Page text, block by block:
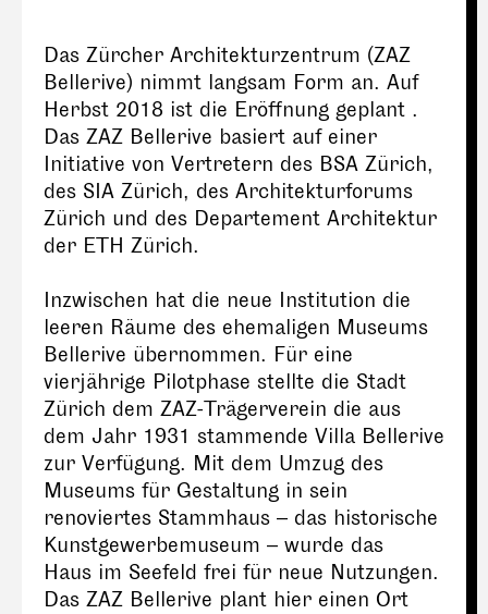
Das Zürcher Architekturzentrum (ZAZ
Bellerive) nimmt langsam Form an. Auf
Herbst 2018 ist die Eröffnung geplant .
Das ZAZ Bellerive basiert auf einer
Initiative von Vertretern des BSA Zürich,
des SIA Zürich, des Architekturforums
Zürich und des Departement Architektur
der ETH Zürich.
Inzwischen hat die neue Institution die
leeren Räume des ehemaligen Museums
Bellerive übernommen. Für eine
vierjährige Pilotphase stellte die Stadt
Zürich dem ZAZ-Trägerverein die aus
dem Jahr 1931 stammende Villa Bellerive
zur Verfügung. Mit dem Umzug des
Museums für Gestaltung in sein
renoviertes Stammhaus – das historische
Kunstgewerbemuseum – wurde das
Haus im Seefeld frei für neue Nutzungen.
Das ZAZ Bellerive plant hier einen Ort